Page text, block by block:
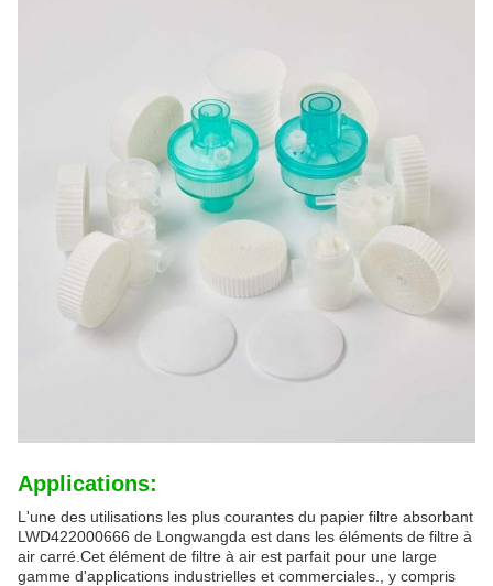
Applications:
L'une des utilisations les plus courantes du papier filtre absorbant
LWD422000666 de Longwangda est dans les éléments de filtre à
air carré.Cet élément de filtre à air est parfait pour une large
gamme d'applications industrielles et commerciales., y compris